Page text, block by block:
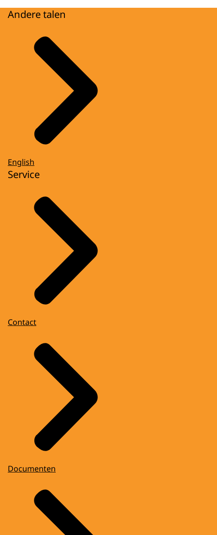
Andere talen
English
Service
Contact
Documenten